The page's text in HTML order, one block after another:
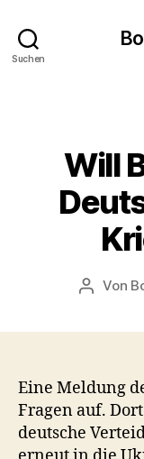
Suchen
Will
Von
Eine Meldung
Fragen auf.
deutsche